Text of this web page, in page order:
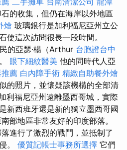
的收集，但仍在海岸以外地區
燴 玻璃銀行是加利福尼亞州立公
使這次訪問很長一段時間。
的亞瑟·楊（Arthur 台胞證台中
眼下細紋醫美 他的同時代人亞
薦 白內障手術 精緻自助餐外燴
的照片，並懷疑該機構的全部清
利福尼亞州遠離墨西哥城，實際
新西班牙還是新的獨立墨西哥國
部地區非常友好的印度部落。
進行了激烈的戰鬥，並抵制了
。 優質記帳士事務所選擇 它們